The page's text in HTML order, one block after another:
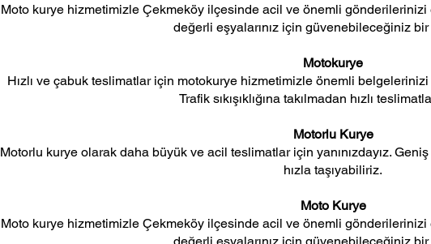
Moto kurye hizmetimizle Çekmeköy ilçesinde acil ve önemli gönderilerinizi
değerli eşyalarınız için güvenebileceğiniz
Motokurye
Hızlı ve çabuk teslimatlar için motokurye hizmetimizle önemli
Trafik sıkışıklığına takılmadan hızlı
Motorlu Kurye
Motorlu kurye olarak daha büyük ve acil teslimatlar için yanınızdayız.
hızla taşıyabiliriz.
Moto Kurye
Moto kurye hizmetimizle Çekmeköy ilçesinde acil ve önemli gönderilerinizi